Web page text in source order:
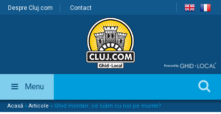
Despre Cluj.com Contact
Menu
Acasă » Articole » Ghid montan: ce luăm cu noi pe munte?